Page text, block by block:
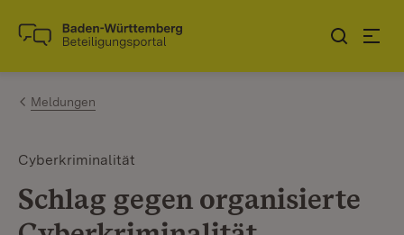
Zum Inhalt springen
Link zur Startseite
Meldungen
Cyberkriminalität
Schlag gegen organisierte